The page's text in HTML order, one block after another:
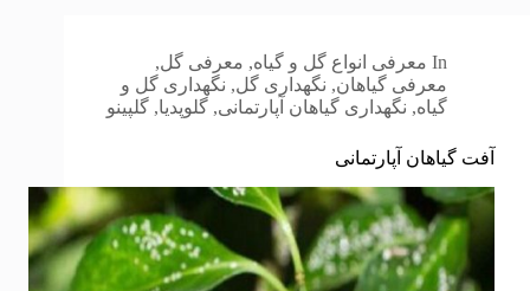
In معرفی انواع گل و گیاه, معرفی گل,
معرفی گیاهان, نگهداری گل, نگهداری گل و
گیاه, نگهداری گیاهان آپارتمانی, گلوپدیا, گلپینو
آفت گیاهان آپارتمانی